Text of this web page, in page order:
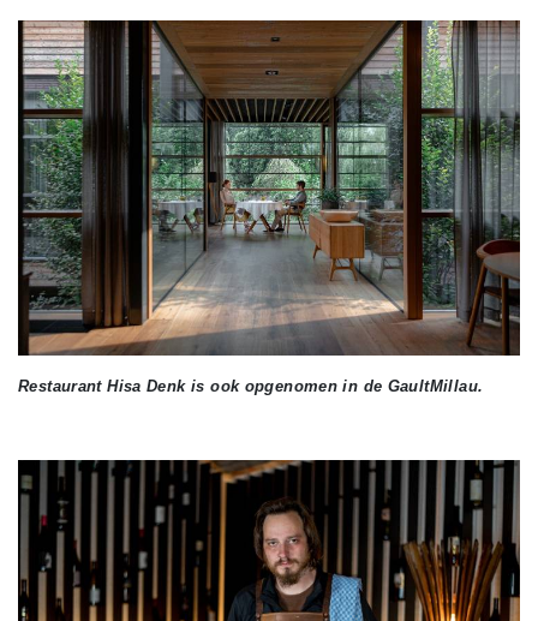
Restaurant Hisa Denk is ook opgenomen in de GaultMillau.